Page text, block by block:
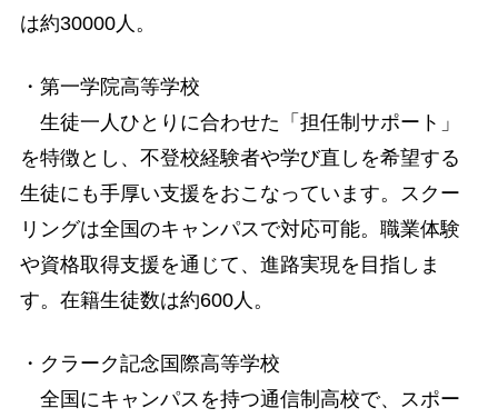
は約30000人。
・第一学院高等学校
生徒一人ひとりに合わせた「担任制サポート」
を特徴とし、不登校経験者や学び直しを希望する
生徒にも手厚い支援をおこなっています。スクー
リングは全国のキャンパスで対応可能。職業体験
や資格取得支援を通じて、進路実現を目指しま
す。在籍生徒数は約600人。
・クラーク記念国際高等学校
全国にキャンパスを持つ通信制高校で、スポー